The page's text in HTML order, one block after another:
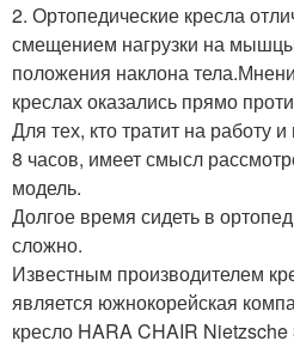
2. Ортопедические кресла
смещением нагрузки на
положения наклона
креслах оказались прямо
Для тех, кто тратит на работу
8 часов, имеет смысл
модель.
Долгое время сидеть в
сложно.
Известным производителем
является южнокорейская
кресло HARA CHAIR Nietzsche